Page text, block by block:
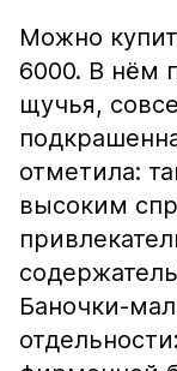
Можно
6000. В нём
щучья,
отметила:
высоким
Баночки-